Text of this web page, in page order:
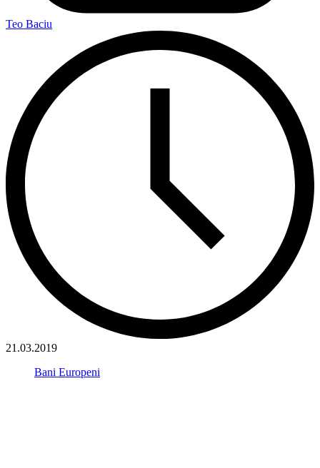
Teo Baciu
21.03.2019
Bani Europeni